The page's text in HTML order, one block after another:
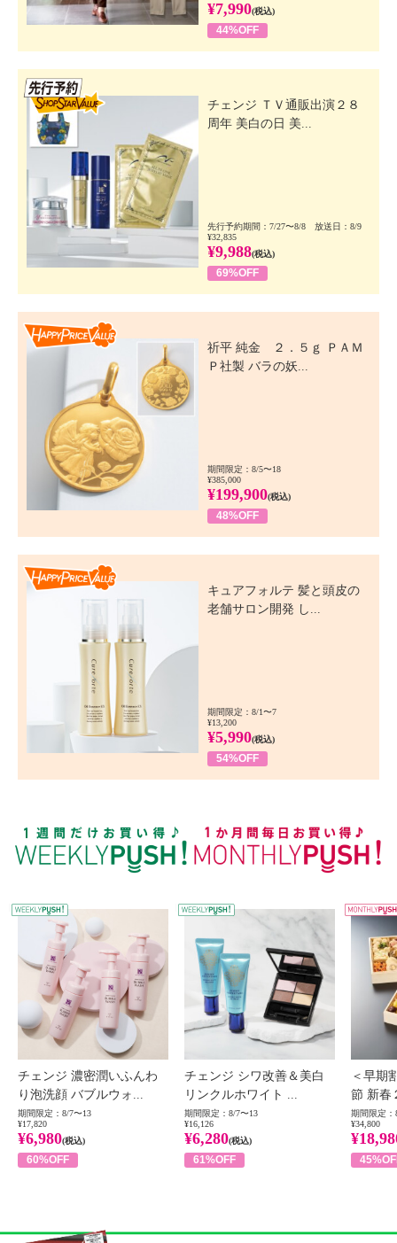
¥7,990(税込)
44%OFF
チェンジ ＴＶ通販出演２８
周年 美白の日 美...
先行予約期間：7/27〜8/8 放送日：8/9
¥32,835
¥9,988(税込)
69%OFF
祈平 純金 ２．５ｇ ＰＡＭ
Ｐ社製 バラの妖...
期間限定：8/5〜18
¥385,000
¥199,900(税込)
48%OFF
キュアフォルテ 髪と頭皮の
老舗サロン開発 し...
期間限定：8/1〜7
¥13,200
¥5,990(税込)
54%OFF
WEEKLY PUSH
チェンジ 濃密潤いふんわ
り泡洗顔 バブルウォ...
期間限定：8/7〜13
¥17,820
¥6,980(税込)
60%OFF
チェンジ シワ改善＆美白
リンクルホワイト ...
期間限定：8/7〜13
¥16,126
¥6,280(税込)
61%OFF
＜早期
節 新春
期間限定：
¥34,800